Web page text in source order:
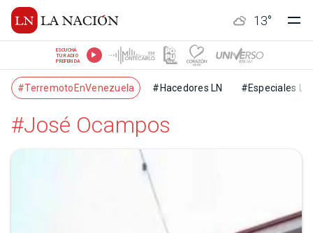
13°
ESCUCHÁ
TU RADIO
PREFERIDA
#TerremotoEnVenezuela #Hacedores LN #Especiales LN
#José Ocampos